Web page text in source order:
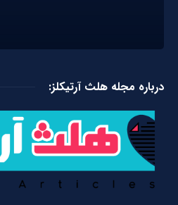
درباره مجله هلث آرتیکلز: